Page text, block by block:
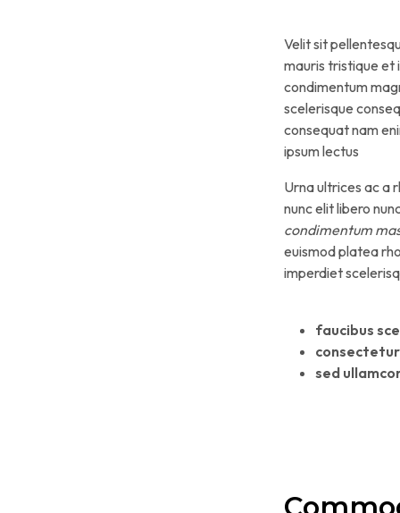
Velit sit
mauris tristique et
condimentum
scelerisque
consequat nam
ipsum lectus
Urna ultrices ac a
nunc elit libero
condimentum
euismod platea
imperdiet
faucibus
sed